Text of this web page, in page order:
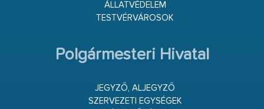
ÁLLATVÉDELEM
TESTVÉRVÁROSOK
Polgármesteri Hivatal
JEGYZŐ, ALJEGYZŐ
SZERVEZETI EGYSÉGEK